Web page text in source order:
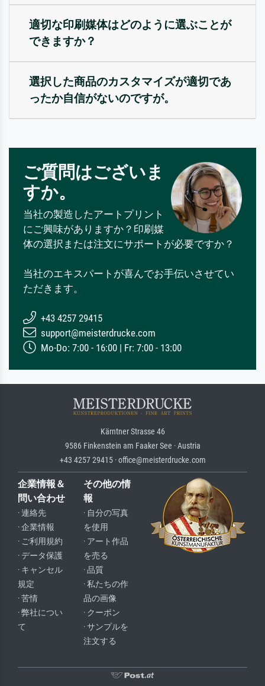
適切な印刷媒体はどのように選ぶことが
できますか？
選択した商品のカスタマイズが適切であ
ったか自信がないのですが。
ご質問はございま
すか。
当社の製造したアートプリント
にご興味がありますか？印刷媒
体の選択または注文にサポートが必要ですか？
当社のエキスパートが喜んでお手伝いさせてい
ただきます。
+43 4257 29415
support@meisterdrucke.com
Mo-Do: 7:00 - 16:00 | Fr: 7:00 - 13:00
Kärntner Strasse 46
9586 Finkenstein am Faaker See · Austria
+43 4257 29415 · office@meisterdrucke.com
企業情報＆
問い合わせ
· 連絡先
· 企業情報
· ご利用規約
· データ保護
· キャンセル
規定
· 苦情
· 弊社につい
て
その他の情
報
· 自分の写真
を使用
· アート作品
を売る
· 品質
· 私たちの作
品の画像
· クーポン
· サンプルを
注文する